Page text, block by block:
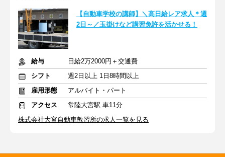
【自動車学校の講師】＼高日給レア求人＊週
2日～／玉掛けなど講習免許を活かせる！
給与
日給2万2000円＋交通費
シフト
週2日以上 1日8時間以上
雇用形態
アルバイト・パート
アクセス
常陸大宮駅 車11分
株式会社大宮自動車教習所の求人一覧を見る